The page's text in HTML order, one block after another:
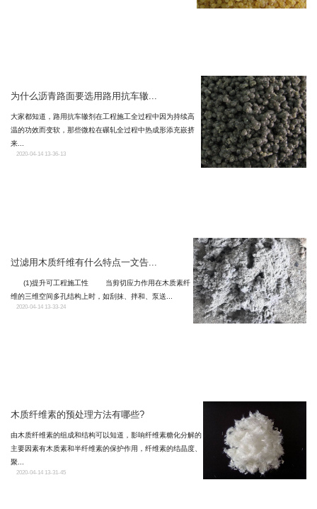
为什么沥青路面要选用路用抗车辙...
大家都知道，路用抗车辙剂在工程施工全过程中因为持续高
温的功效而变软，那些微粒在碾轧全过程中热成形添充嵌挤
来...
2020-04-14 13-36-13
过滤用木质纤维有什么特点一文告...
(1)提升可工程施工性 当剪切应力作用在木质素纤
维的三维空间多孔结构上时，如刮抹、拌和、泵送...
2020-04-14 13-33-24
木质纤维素的预处理方法有哪些?
由木质纤维素的组成和结构可以知道，影响纤维素糖化分解的
主要因素有木质素和半纤维素的保护作用，纤维素的结晶度、
聚...
2020-04-14 13-31-45